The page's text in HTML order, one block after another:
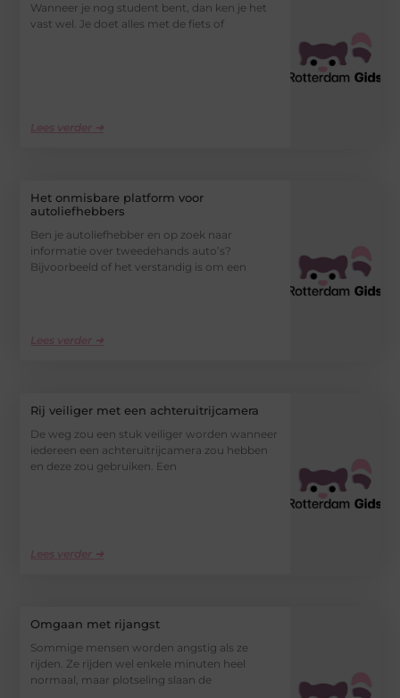
Wanneer je nog student bent, dan ken je het
vast wel. Je doet alles met de fiets of
Lees verder ➜
Het onmisbare platform voor
autoliefhebbers
Ben je autoliefhebber en op zoek naar
informatie over tweedehands auto’s?
Bijvoorbeeld of het verstandig is om een
Lees verder ➜
Rij veiliger met een achteruitrijcamera
De weg zou een stuk veiliger worden wanneer
iedereen een achteruitrijcamera zou hebben
en deze zou gebruiken. Een
Lees verder ➜
Omgaan met rijangst
Sommige mensen worden angstig als ze
rijden. Ze rijden wel enkele minuten heel
normaal, maar plotseling slaan de